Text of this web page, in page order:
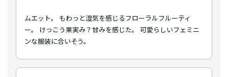
ムエット。 もわっと湿気を感じるフローラルフルーティ
ー。 けっこう果実み？甘みを感じた。 可愛らしいフェミニ
ンな服装に合いそう。